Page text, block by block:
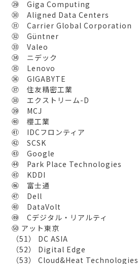
㉙ Giga Computing
㉚ Aligned Data Centers
㉛ Carrier Global Corporation
㉜ Güntner
㉝ Valeo
㉞ ニデック
㉟ Lenovo
㊱ GIGABYTE
㊲ 住友精密工業
㊳ エクストリーム-D
㊴ MCJ
㊵ 櫻工業
㊶ IDCフロンティア
㊷ SCSK
㊸ Google
㊹ Park Place Technologies
㊺ KDDI
㊻ 富士通
㊼ Dell
㊽ DataVolt
㊾ Cデジタル・リアルティ
㊿ アット東京
（51） DC ASIA
（52） Digital Edge
（53） Cloud&Heat Technologies